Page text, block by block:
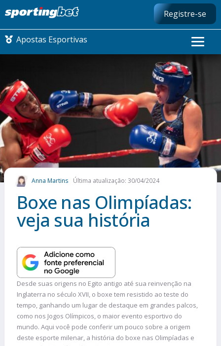
Registre-se
Apostas Esportivas
CONMEBOL LIBERTADORES
FUTEBOL NACIONAL
FUTEBOL INTERNACIONAL
COMO APOSTAR
MAIS ESPORTES
Anna Martins Última atualização: 30/04/2024
Boxe nas Olimpíadas:
veja sua história
Desde suas origens no Egito antigo até sua reinvenção na
Inglaterra no século XVII, o boxe tem resistido ao teste do
tempo, ganhando um lugar de destaque em grandes palcos,
como nos Jogos Olímpicos, o maior evento esportivo do
mundo. Aqui você pode conferir um pouco sobre a origem
deste esporte milenar, a história do boxe nas Olimpíadas e